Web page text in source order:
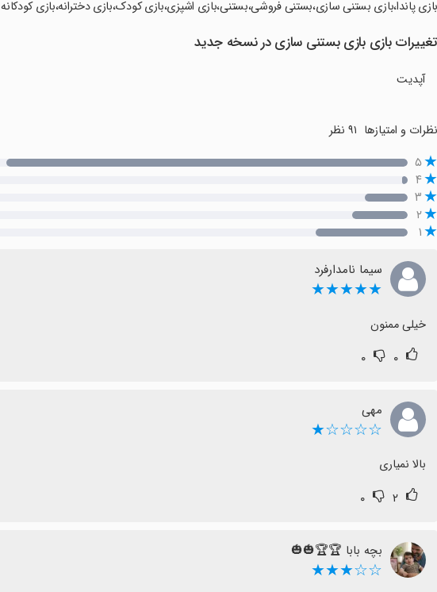
‏بازی پاندا،بازی بستنی سازی،بستنی فروشی،بستنی،بازی اشپزی،بازی کودک،بازی دخترانه،بازی کودکانه
تغییرات بازی بازی بستنی سازی در نسخه جدید
آپدیت
نظرات و امتیازها
۵
۴
۳
۲
۱
سیما نامدارفرد
★★★★★
خیلی ممنون
۰ ۰
مهی
☆☆☆☆★
بالا نمیاری
۲ ۰
بچه بابا 🏆🏆🎃🎃
☆☆★★★